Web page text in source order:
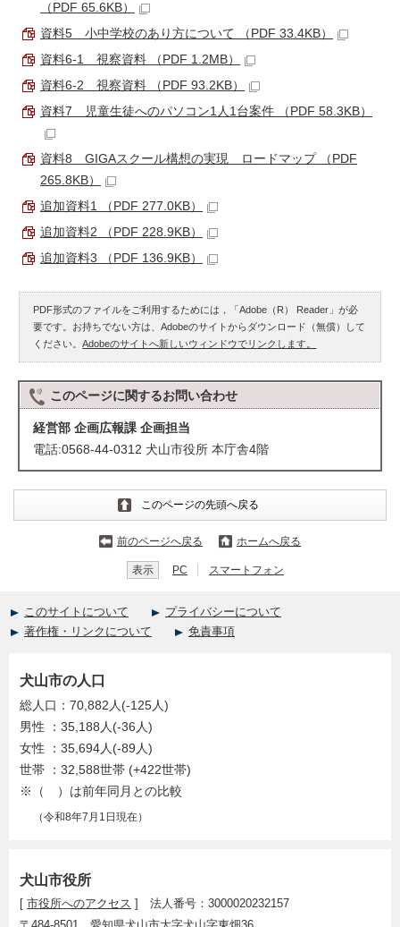
（PDF 65.6KB）
資料5 小中学校のあり方について （PDF 33.4KB）
資料6-1 視察資料 （PDF 1.2MB）
資料6-2 視察資料 （PDF 93.2KB）
資料7 児童生徒へのパソコン1人1台案件 （PDF 58.3KB）
資料8 GIGAスクール構想の実現 ロードマップ （PDF
265.8KB）
追加資料1 （PDF 277.0KB）
追加資料2 （PDF 228.9KB）
追加資料3 （PDF 136.9KB）
PDF形式のファイルをご利用するためには，「Adobe（R） Reader」が必
要です。お持ちでない方は、Adobeのサイトからダウンロード（無償）して
ください。Adobeのサイトへ新しいウィンドウでリンクします。
このページに関するお問い合わせ
経営部 企画広報課 企画担当
電話:0568-44-0312 犬山市役所 本庁舎4階
このページの先頭へ戻る
前のページへ戻る ホームへ戻る
表示 PC スマートフォン
このサイトについて
プライバシーについて
著作権・リンクについて
免責事項
犬山市役所
[ 市役所へのアクセス ] 法人番号：3000020232157
犬山市の人口
総人口：70,882人(-125人)
男性 ：35,188人(-36人)
女性 ：35,694人(-89人)
世帯 ：32,588世帯 (+422世帯)
※（ ）は前年同月との比較
（令和8年7月1日現在）